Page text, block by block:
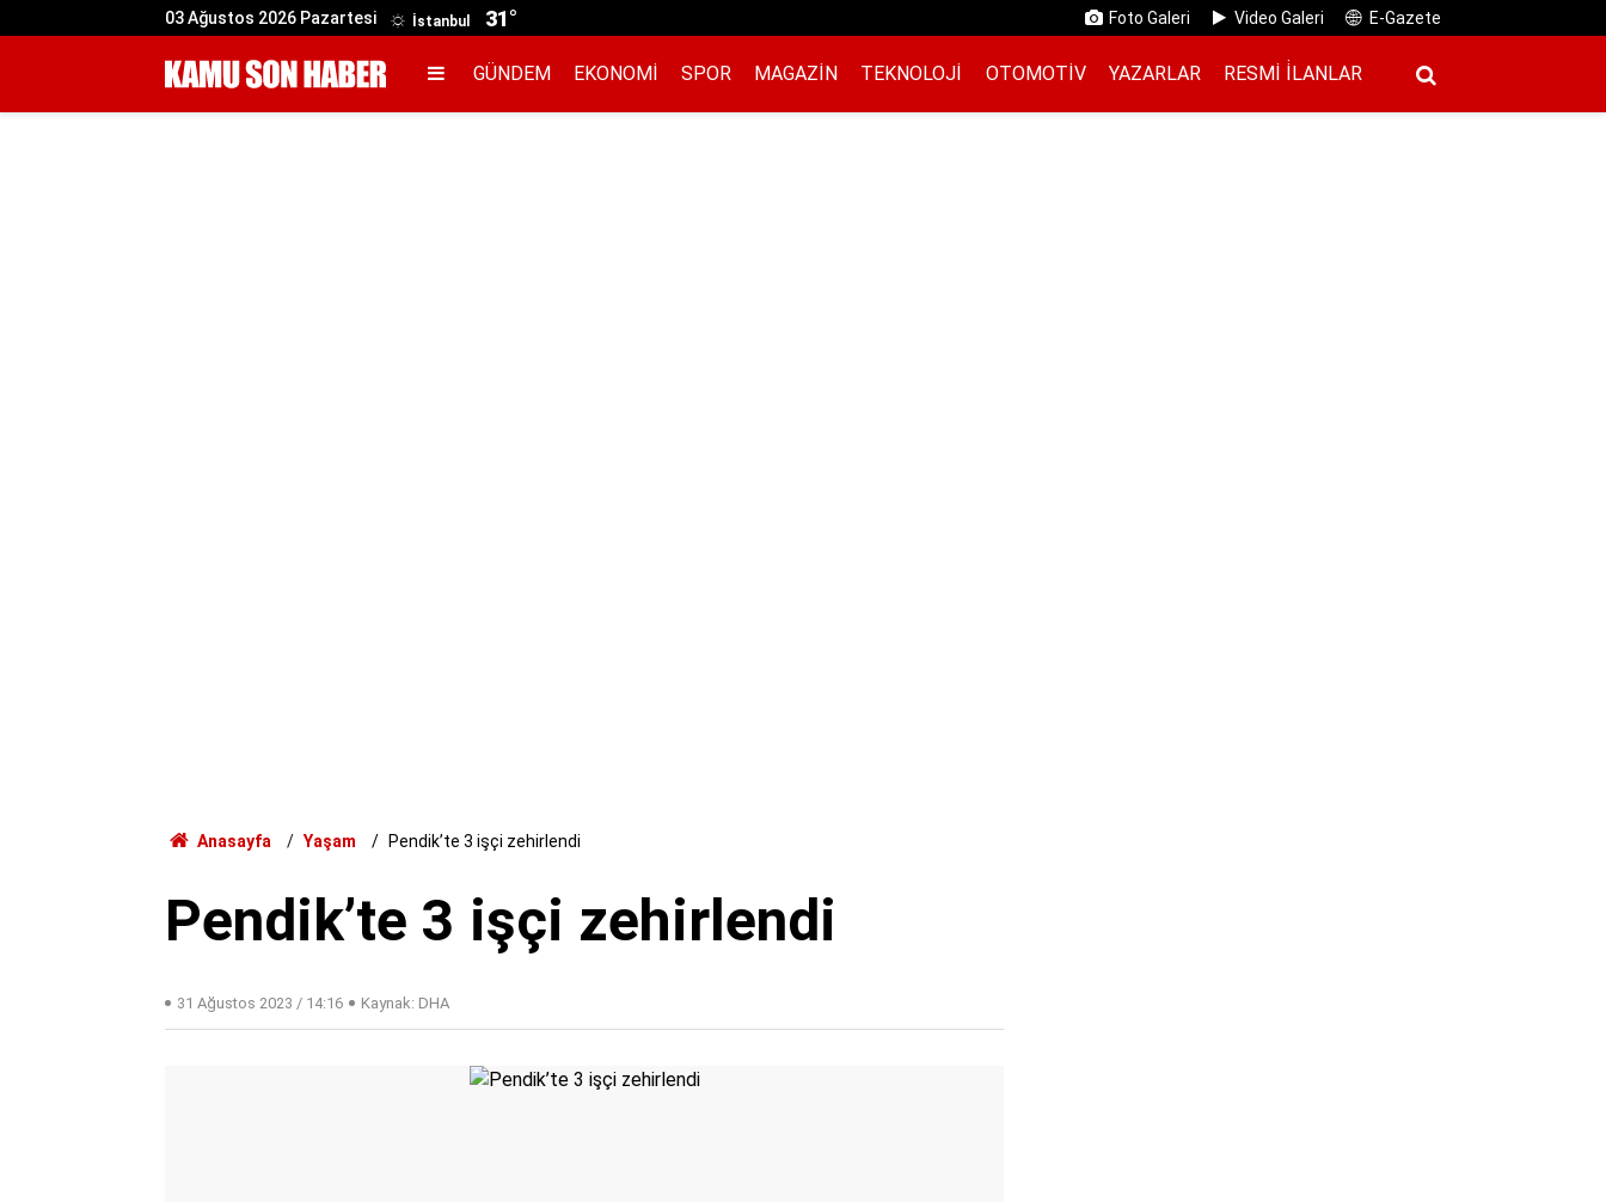
03 Ağustos 2026 Pazartesi İstanbul 31° Foto Galeri Video Galeri E-Gazete
GÜNDEM EKONOMI SPOR MAGAZIN TEKNOLOJI OTOMOTIV YAZARLAR RESMI İ̇LANLAR
Anasayfa Yaşam Pendik’te 3 işçi zehirlendi
Pendik’te 3 işçi zehirlendi
31 Ağustos 2023 / 14:16 Kaynak: DHA